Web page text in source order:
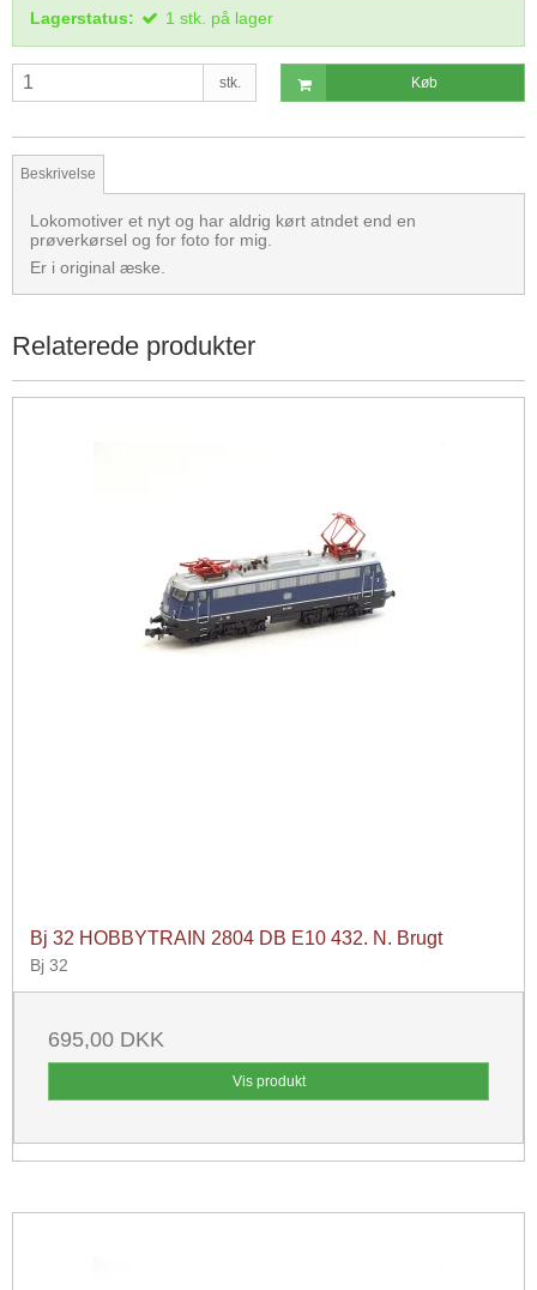
Lagerstatus: 1 stk. på lager
stk. Køb
Beskrivelse
Lokomotiver et nyt og har aldrig kørt atndet end en
prøverkørsel og for foto for mig.
Er i original æske.
Relaterede produkter
Bj 32 HOBBYTRAIN 2804 DB E10 432. N. Brugt
Bj 32
695,00 DKK
Vis produkt